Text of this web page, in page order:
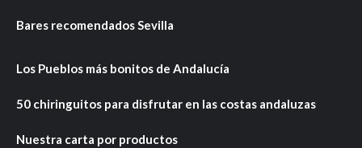
Bares recomendados Sevilla
Los Pueblos más bonitos de Andalucía
50 chiringuitos para disfrutar en las costas andaluzas
Nuestra carta por productos